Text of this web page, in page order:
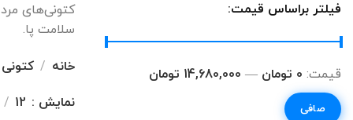
فیلتر براساس قیمت:
صافی
قيمت: 0 تومان — 14,680,000 تومان
کتونی‌های
سلامت پا.
خانه کتونی
نمایش 12